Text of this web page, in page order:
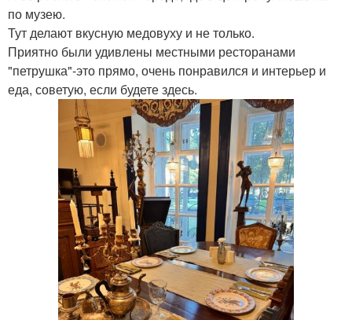
по музею.
Тут делают вкусную медовуху и не только.
Приятно были удивлены местными ресторанами
"петрушка"-это прямо, очень понравился и интерьер и
еда, советую, если будете здесь.